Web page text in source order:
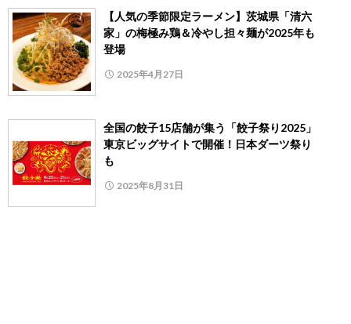
【人気の季節限定ラーメン】茨城県「清六
家」の梅極み鶏＆冷やし担々麺が2025年も
登場
2025年4月27日
全国の餃子15店舗が集う「餃子祭り2025」
東京ビッグサイトで開催！日本ダーツ祭り
も
2025年8月31日